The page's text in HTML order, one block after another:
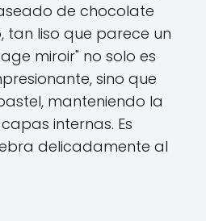
de chocolate
tan liso que parece un
miroir" no solo es
sino que
manteniendo la
internas. Es
delicadamente al